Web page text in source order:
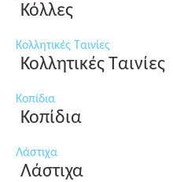
Κόλλες
Κολλητικές Ταινίες
Κολλητικές Ταινίες
Κοπίδια
Κοπίδια
Λάστιχα
Λάστιχα